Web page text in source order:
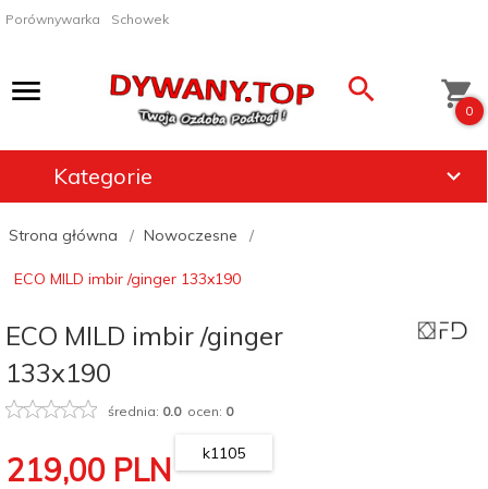
Porównywarka Schowek
0
Kategorie
Strona główna Nowoczesne
ECO MILD imbir /ginger 133x190
ECO MILD imbir /ginger
133x190
średnia: 0.0ocen: 0
219,00 PLN k1105